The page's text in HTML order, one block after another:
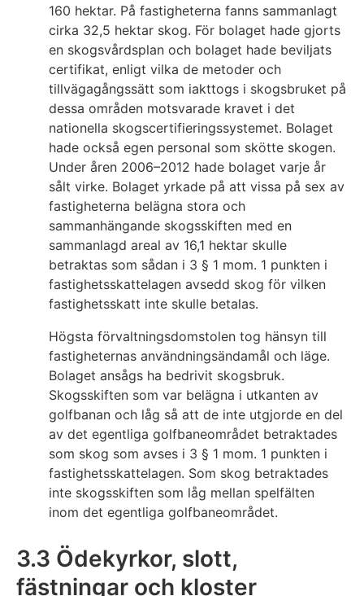
160 hektar. På fastigheterna fanns sammanlagt
cirka 32,5 hektar skog. För bolaget hade gjorts
en skogsvårdsplan och bolaget hade beviljats
certifikat, enligt vilka de metoder och
tillvägagångssätt som iakttogs i skogsbruket på
dessa områden motsvarade kravet i det
nationella skogscertifieringssystemet. Bolaget
hade också egen personal som skötte skogen.
Under åren 2006–2012 hade bolaget varje år
sålt virke. Bolaget yrkade på att vissa på sex av
fastigheterna belägna stora och
sammanhängande skogsskiften med en
sammanlagd areal av 16,1 hektar skulle
betraktas som sådan i 3 § 1 mom. 1 punkten i
fastighetsskattelagen avsedd skog för vilken
fastighetsskatt inte skulle betalas.
Högsta förvaltningsdomstolen tog hänsyn till
fastigheternas användningsändamål och läge.
Bolaget ansågs ha bedrivit skogsbruk.
Skogsskiften som var belägna i utkanten av
golfbanan och låg så att de inte utgjorde en del
av det egentliga golfbaneområdet betraktades
som skog som avses i 3 § 1 mom. 1 punkten i
fastighetsskattelagen. Som skog betraktades
inte skogsskiften som låg mellan spelfälten
inom det egentliga golfbaneområdet.
3.3 Ödekyrkor, slott,
fästningar och kloster